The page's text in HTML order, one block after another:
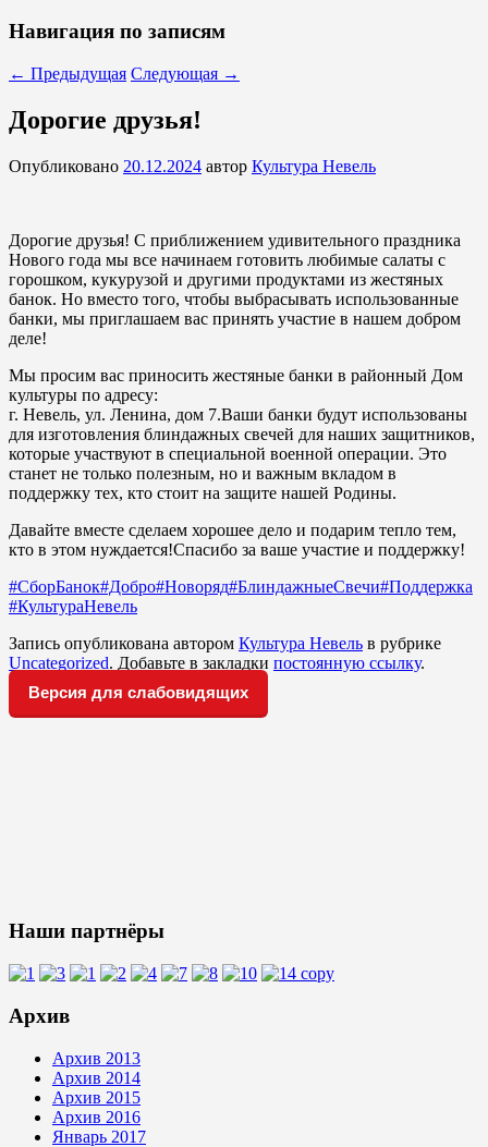
Навигация по записям
← Предыдущая Следующая →
Дорогие друзья!
Опубликовано 20.12.2024 автор Культура Невель
Дорогие друзья! С приближением удивительного праздника
Нового года мы все начинаем готовить любимые салаты с
горошком, кукурузой и другими продуктами из жестяных
банок. Но вместо того, чтобы выбрасывать использованные
банки, мы приглашаем вас принять участие в нашем добром
деле!
Мы просим вас приносить жестяные банки в районный Дом
культуры по адресу:
г. Невель, ул. Ленина, дом 7.Ваши банки будут использованы
для изготовления блиндажных свечей для наших защитников,
которые участвуют в специальной военной операции. Это
станет не только полезным, но и важным вкладом в
поддержку тех, кто стоит на защите нашей Родины.
Давайте вместе сделаем хорошее дело и подарим тепло тем,
кто в этом нуждается!Спасибо за ваше участие и поддержку!
#СборБанок#Добро#Новоряд#БлиндажныеСвечи#Поддержка
#КультураНевель
Запись опубликована автором Культура Невель в рубрике
Uncategorized. Добавьте в закладки постоянную ссылку.
Версия для слабовидящих
Наши партнёры
Архив
Архив 2013
Архив 2014
Архив 2015
Архив 2016
Январь 2017